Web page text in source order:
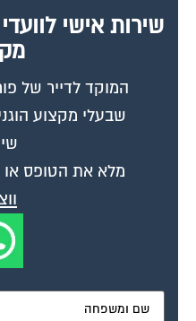
שירות אישי
המוקד לדייר של
שבעלי מקצוע
מלא את הטופס או